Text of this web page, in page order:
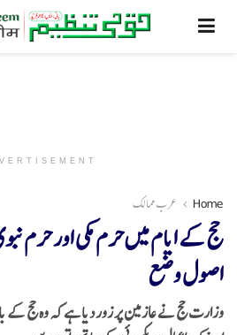
Home عرب ممالک
حج کے ایام میں حرم مکی اور حرم
اصول وضع
وزارت حج نے عازمین پر زور دیا ہے کہ وہ حج کے